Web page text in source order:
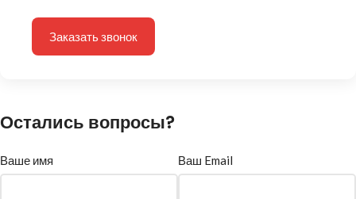
Заказать звонок
Остались вопросы?
Ваше имя Ваш Email